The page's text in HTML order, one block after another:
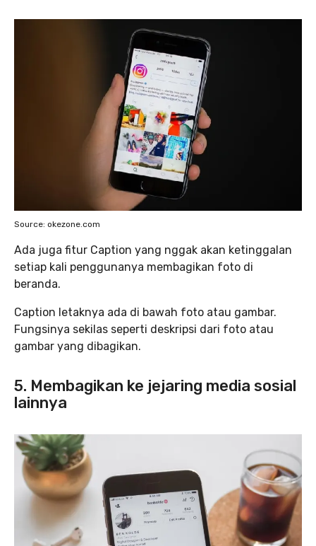
Source: okezone.com
Ada juga fitur Caption yang nggak akan ketinggalan
setiap kali penggunanya membagikan foto di
beranda.
Caption letaknya ada di bawah foto atau gambar.
Fungsinya sekilas seperti deskripsi dari foto atau
gambar yang dibagikan.
5. Membagikan ke jejaring media sosial
lainnya